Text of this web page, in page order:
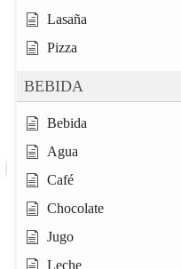
Lasaña
Pizza
BEBIDA
Bebida
Agua
Café
Chocolate
Jugo
Leche